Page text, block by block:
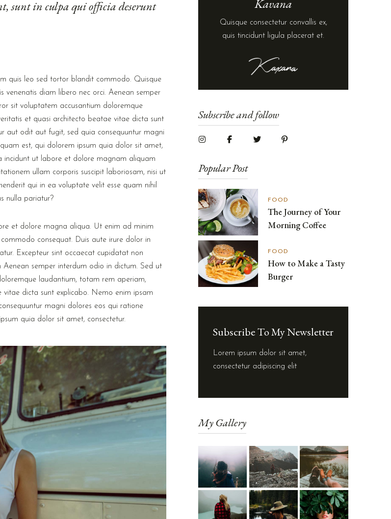
sunt in culpa qui officia deserunt
quis leo sed tortor blandit commodo. Quisque
venenatis diam libero nec orci. Aenean semper
sit voluptatem accusantium doloremque
et quasi architecto beatae vitae dicta sunt
aut odit aut fugit, sed quia consequuntur magni
est, qui dolorem ipsum quia dolor sit amet,
incidunt ut labore et dolore magnam aliquam
ullam corporis suscipit laboriosam, nisi ut
qui in ea voluptate velit esse quam nihil
nulla pariatur?
et dolore magna aliqua. Ut enim ad minim
consequat. Duis aute irure dolor in
Excepteur sint occaecat cupidatat non
semper interdum odio in dictum. Sed ut
laudantium, totam rem aperiam,
dicta sunt explicabo. Nemo enim ipsam
magni dolores eos qui ratione
quia dolor sit amet, consectetur.
Kavana
Quisque consectetur convallis ex,
quis tincidunt ligula placerat et.
Subscribe and follow
Popular Post
FOOD
The Journey of Your
Morning Coffee
FOOD
How to Make a Tasty
Burger
Subscribe To My Newsletter
Lorem ipsum dolor sit amet,
consectetur adipiscing elit
My Gallery